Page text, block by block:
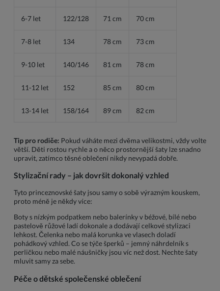
6-7 let 122/128 71 cm 70 cm
7-8 let 134 78 cm 73 cm
9-10 let 140/146 81 cm 78 cm
11-12 let 152 85 cm 80 cm
13-14 let 158/164 89 cm 82 cm
Tip pro rodiče: Pokud váháte mezi dvěma velikostmi, vždy volte
větší. Děti rostou rychle a o něco prostornější šaty lze snadno
upravit, zatímco těsné oblečení nikdy nevypadá dobře.
Stylizační rady – jak dovršit dokonalý vzhled
Tyto princeznovské šaty jsou samy o sobě výrazným kouskem,
proto méně je někdy více:
Boty s nízkým podpatkem nebo balerínky v béžové, bílé nebo
pastelově růžové ladí dokonale a dodávají celkové stylizaci
lehkost. Čelenka nebo malá korunka ve vlasech doladí
pohádkový vzhled. Co se týče šperků – jemný náhrdelník s
perličkou nebo malé náušničky jsou víc než dost. Nechte šaty
mluvit samy za sebe.
Péče o dětské společenské oblečení